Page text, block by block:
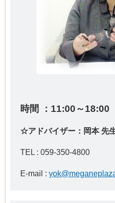
時間 ：11:00～18:00
☆アドバイザー：岡本 先
TEL : 059-350-4800
E-mail :